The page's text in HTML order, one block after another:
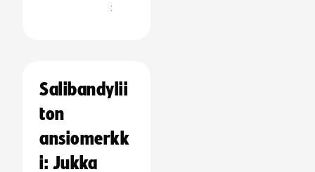
:
Salibandylii
ton
ansiomerkk
i: Jukka